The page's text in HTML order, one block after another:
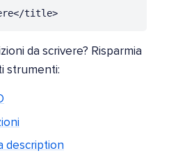
title>
da scrivere? Risparmia
strumenti:
description